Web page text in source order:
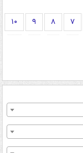
۷ ۸ ۹ ۱۰